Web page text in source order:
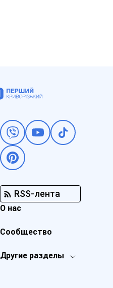
RSS-лента
Другие разделы
О нас
Сообщество